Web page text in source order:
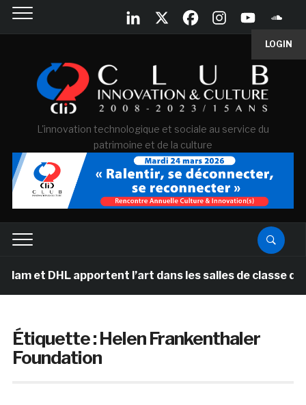
LOGIN
L'innovation technologique et sociale au service du
patrimoine et de la culture
et DHL apportent l’art dans les salles de classe des
Étiquette :Helen Frankenthaler
Foundation